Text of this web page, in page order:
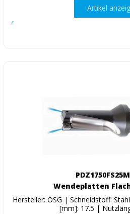
Artikel
Wendeplatten
Hersteller: OSG | Schneidstoff:
[mm]: 17.5 |